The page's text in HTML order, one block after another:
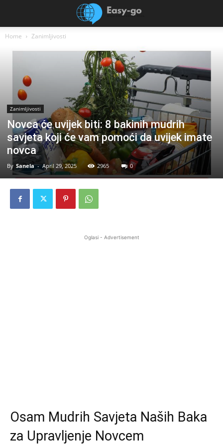
Home Zanimljivosti
Zanimljivosti
Novca će uvijek biti: 8 bakinih mudrih
savjeta koji će vam pomoći da uvijek imate
novca
By Sanela - April 29, 2025 2965 0
Oglasi - Advertisement
Osam Mudrih Savjeta Naših Baka
za Upravljenje Novcem